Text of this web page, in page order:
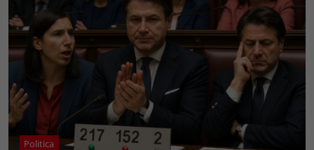
Politica